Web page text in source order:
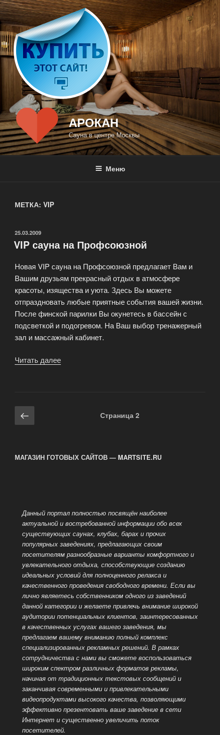
Перейти
к
содержимому
АРОКАН
Сауна в центре Москвы
Меню
МЕТКА: VIP
ОПУБЛИКОВАНО
25.03.2009
VIP сауна на Профсоюзной
Новая VIP сауна на Профсоюзной предлагает Вам и
Вашим друзьям прекрасный отдых в атмосфере
красоты, изящества и уюта. Здесь Вы можете
отпраздновать любые приятные события вашей жизни.
После финской парилки Вы окунетесь в бассейн с
подсветкой и подогревом. На Ваш выбор тренажерный
зал и массажный кабинет.
Читать далее
Навигация
по
Предыдущая
страница
Страница 2
МАГАЗИН ГОТОВЫХ САЙТОВ — MARTSITE.RU
Данный портал полностью посвящён наиболее
актуальной и востребованной информации обо всех
существующих саунах, клубах, барах и прочих
популярных заведениях, предлагающих своим
посетителям разнообразные варианты комфортного и
увлекательного отдыха, способствующие созданию
идеальных условий для полноценного релакса и
качественного проведения свободного времени. Если вы
лично являетесь собственником одного из заведений
данной категории и желаете привлечь внимание широкой
аудитории потенциальных клиентов, заинтересованных
в качественных услугах вашего заведения, мы
предлагаем вашему вниманию полный комплекс
специализированных рекламных решений. В рамках
сотрудничества с нами вы сможете воспользоваться
широким спектром различных форматов рекламы,
начиная от традиционных текстовых сообщений и
заканчивая современными и привлекательными
видеопродуктами высокого качества, позволяющими
эффективно презентовать ваше заведение в сети
Интернет и существенно увеличить поток
посетителей.